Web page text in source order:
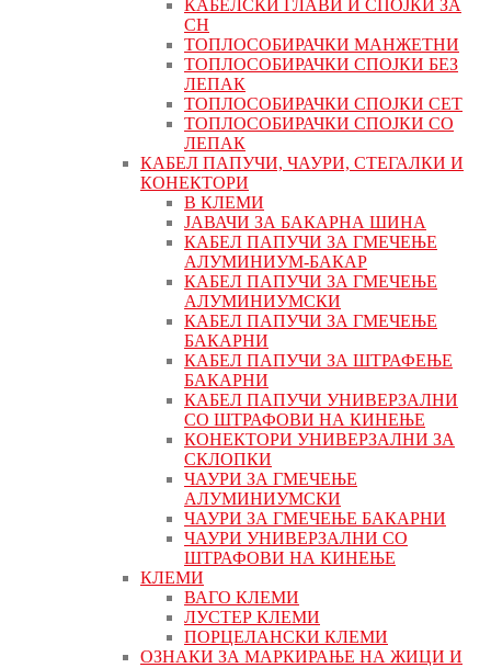
КАБЕЛСКИ ГЛАВИ И СПОЈКИ ЗА
СН
ТОПЛОСОБИРАЧКИ МАНЖЕТНИ
ТОПЛОСОБИРАЧКИ СПОЈКИ БЕЗ
ЛЕПАК
ТОПЛОСОБИРАЧКИ СПОЈКИ СЕТ
ТОПЛОСОБИРАЧКИ СПОЈКИ СО
ЛЕПАК
КАБЕЛ ПАПУЧИ, ЧАУРИ, СТЕГАЛКИ И
КОНЕКТОРИ
В КЛЕМИ
ЈАВАЧИ ЗА БАКАРНА ШИНА
КАБЕЛ ПАПУЧИ ЗА ГМЕЧЕЊЕ
АЛУМИНИУМ-БАКАР
КАБЕЛ ПАПУЧИ ЗА ГМЕЧЕЊЕ
АЛУМИНИУМСКИ
КАБЕЛ ПАПУЧИ ЗА ГМЕЧЕЊЕ
БАКАРНИ
КАБЕЛ ПАПУЧИ ЗА ШТРАФЕЊЕ
БАКАРНИ
КАБЕЛ ПАПУЧИ УНИВЕРЗАЛНИ
СО ШТРАФОВИ НА КИНЕЊЕ
КОНЕКТОРИ УНИВЕРЗАЛНИ ЗА
СКЛОПКИ
ЧАУРИ ЗА ГМЕЧЕЊЕ
АЛУМИНИУМСКИ
ЧАУРИ ЗА ГМЕЧЕЊЕ БАКАРНИ
ЧАУРИ УНИВЕРЗАЛНИ СО
ШТРАФОВИ НА КИНЕЊЕ
КЛЕМИ
ВАГО КЛЕМИ
ЛУСТЕР КЛЕМИ
ПОРЦЕЛАНСКИ КЛЕМИ
ОЗНАКИ ЗА МАРКИРАЊЕ НА ЖИЦИ И